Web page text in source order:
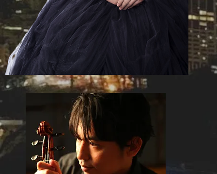
くる
日本で
ど日本
16年《
オペ
ューを